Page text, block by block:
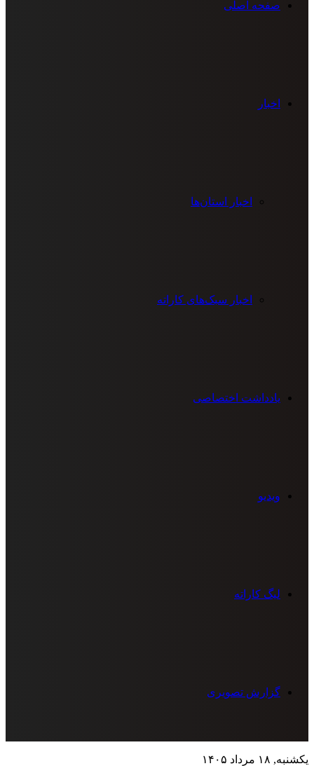
صفحه اصلی
اخبار
اخبار استان‌ها
اخبار سبک‌های کاراته
یادداشت اختصاصی
ویدیو
لیگ کاراته
گزارش تصویری
یکشنبه, ۱۸ مرداد ۱۴۰۵